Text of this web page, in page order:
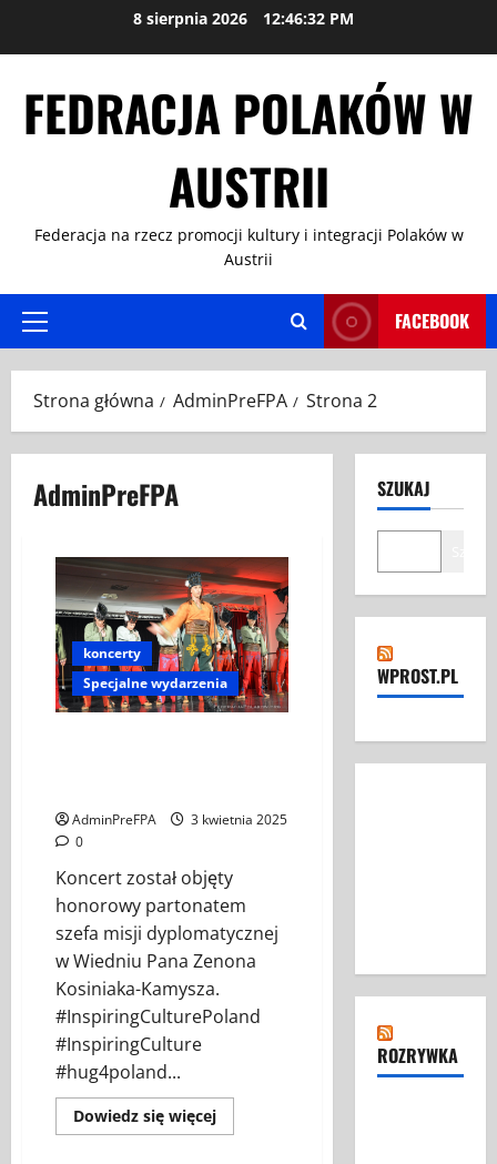
8 sierpnia 2026 12:46:32 PM
FEDRACJA POLAKÓW W
AUSTRII
Federacja na rzecz promocji kultury i integracji Polaków w
Austrii
Menu
FACEBOOK
Strona główna AdminPreFPA Strona 2
AdminPreFPA
koncerty
Specjalne wydarzenia
AdminPreFPA
3 kwietnia 2025
0
Koncert został objęty
honorowy partonatem
szefa misji dyplomatycznej
w Wiedniu Pana Zenona
Kosiniaka-Kamysza.
#InspiringCulturePoland
#InspiringCulture
#hug4poland...
Dowiedz się więcejDowiedz
się
SZUKAJ
WPROST.PL
ROZRYWKA